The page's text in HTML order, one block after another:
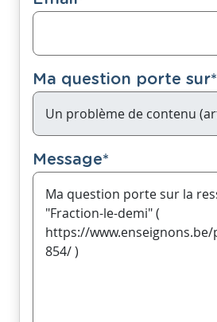
Ma question porte sur*
Message*